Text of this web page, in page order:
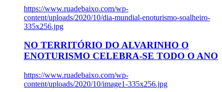
https://www.ruadebaixo.com/wp-
content/uploads/2020/10/dia-mundial-enoturismo-soalheiro-
335x256.jpg
NO TERRITÓRIO DO ALVARINHO O
ENOTURISMO CELEBRA-SE TODO O ANO
https://www.ruadebaixo.com/wp-
content/uploads/2020/10/image1-335x256.jpg